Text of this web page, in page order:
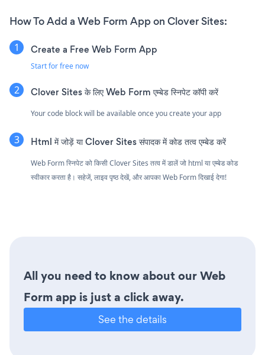
How To Add a Web Form App on Clover Sites:
Create a Free Web Form App
Start for free now
Clover Sites के लिए Web Form एम्बेड स्निपेट कॉपी करें
Your code block will be available once you create your app
Html में जोड़ें या Clover Sites संपादक में कोड तत्व एम्बेड करें
Web Form स्निपेट को किसी Clover Sites तत्व में डालें जो html या एम्बेड कोड
स्वीकार करता है। सहेजें, लाइव पृष्ठ देखें, और आपका Web Form दिखाई देगा!
All you need to know about our Web
Form app is just a click away.
See the details